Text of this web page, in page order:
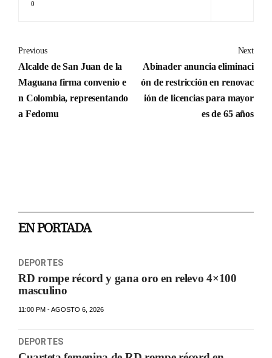
0
Previous
Alcalde de San Juan de la
Maguana firma convenio e
n Colombia, representando
a Fedomu
Next
Abinader anuncia eliminaci
ón de restricción en renovac
ión de licencias para mayor
es de 65 años
EN PORTADA
DEPORTES
RD rompe récord y gana oro en relevo 4×100
masculino
11:00 PM - AGOSTO 6, 2026
DEPORTES